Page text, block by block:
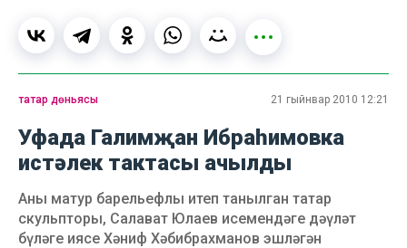
татар дөньясы 21 гыйнвар 2010 12:21
Уфада Галимҗан Ибраһимовка
истәлек тактасы ачылды
Аны матур барельефлы итеп танылган татар
скульпторы, Салават Юлаев исемендәге дәүләт
бүләге иясе Хәниф Хәбибрахманов эшләгән